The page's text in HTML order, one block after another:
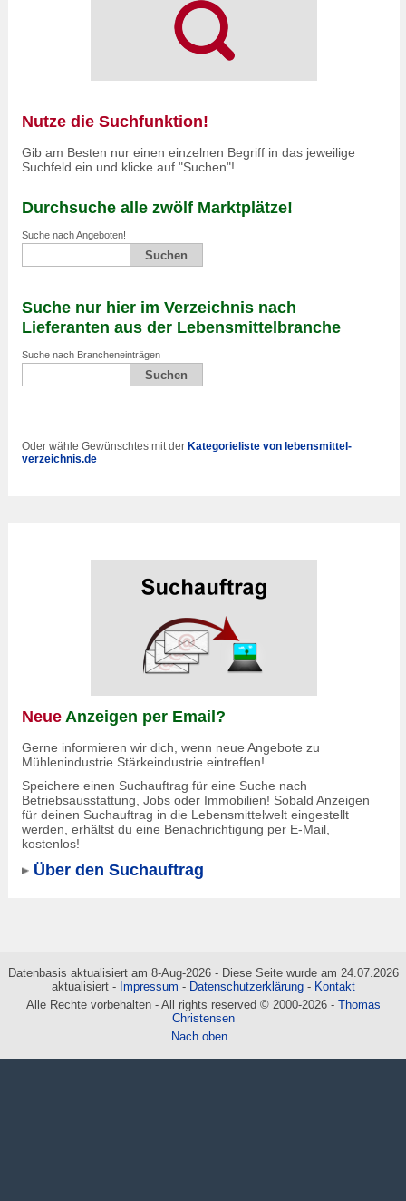
Nutze die Suchfunktion!
Gib am Besten nur einen einzelnen Begriff in das jeweilige
Suchfeld ein und klicke auf "Suchen"!
Durchsuche alle zwölf Marktplätze!
Suche nach Angeboten!
Suche nur hier im Verzeichnis nach
Lieferanten aus der Lebensmittelbranche
Suche nach Brancheneinträgen
Oder wähle Gewünschtes mit der Kategorieliste von lebensmittel-
verzeichnis.de
Neue Anzeigen per Email?
Gerne informieren wir dich, wenn neue Angebote zu
Mühlenindustrie Stärkeindustrie eintreffen!
Speichere einen Suchauftrag für eine Suche nach
Betriebsausstattung, Jobs oder Immobilien! Sobald Anzeigen
für deinen Suchauftrag in die Lebensmittelwelt eingestellt
werden, erhältst du eine Benachrichtigung per E-Mail,
kostenlos!
Über den Suchauftrag
Datenbasis aktualisiert am 8-Aug-2026 - Diese Seite wurde am 24.07.2026
aktualisiert - Impressum - Datenschutzerklärung- Kontakt
Alle Rechte vorbehalten - All rights reserved © 2000-2026 - Thomas
Christensen
Nach oben